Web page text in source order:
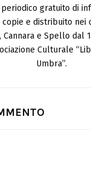
gratuito di
e distribuito nei
Cannara e Spello dal
Culturale
Umbra”.